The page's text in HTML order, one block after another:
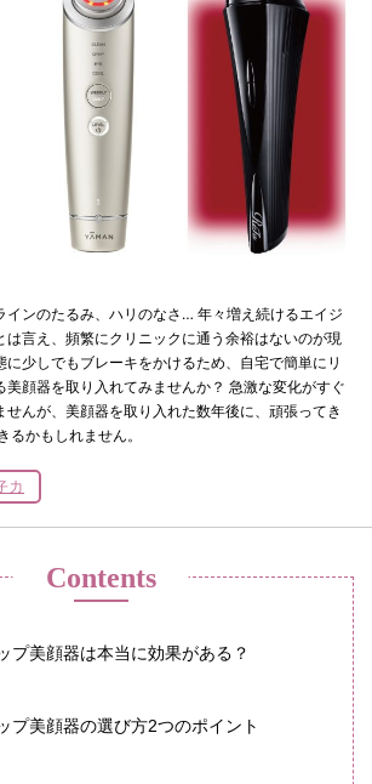
インのたるみ、ハリのなさ… 年々増え続けるエイジ
は言え、頻繁にクリニックに通う余裕はないのが現
少しでもブレーキをかけるため、自宅で簡単にリ
美顔器を取り入れてみませんか？ 急激な変化がすぐ
せんが、美顔器を取り入れた数年後に、頑張ってき
るかもしれません。
力
Contents
プ美顔器は本当に効果がある？
プ美顔器の選び方2つのポイント